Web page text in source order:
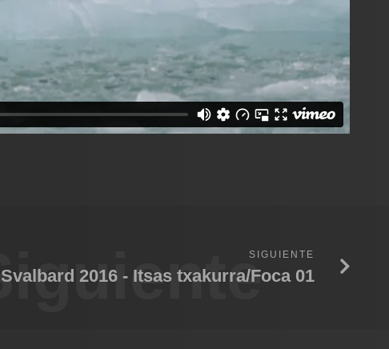
SiguienteSIGUIENTE
Svalbard 2016 - Itsas txakurra/Foca 01